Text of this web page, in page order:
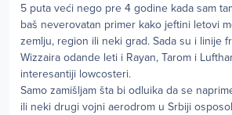
5 puta veći nego pre 4 godine kada sam
baš neverovatan primer kako jeftini letovi
zemlju, region ili neki grad. Sada su i linije
Wizzaira odande leti i Rayan, Tarom i
interesantiji lowcosteri.
Samo zamišljam šta bi odluika da se
ili neki drugi vojni aerodrom u Srbiji